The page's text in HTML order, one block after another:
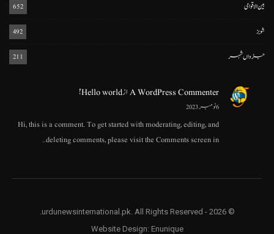
بین الاقوامی 652
شوبز 492
جڑواں شہر 211
A WordPress CommenterازHello world!
6 نومبر 2023
Hi, this is a comment. To get started with moderating, editing, and
deleting comments, please visit the Comments screen in…
© 2026 - urdunewsinternational.pk. All Rights Reserved.
Website Design: Enunique